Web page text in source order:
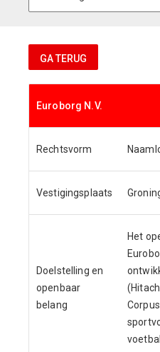
Euroborg N.V.
Rechtsvorm
Vestigingsplaats
Doelstelling en
openbaar
belang
Het
GA TERUG